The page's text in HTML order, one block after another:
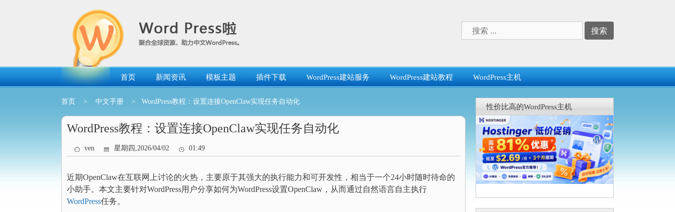
索：
首页 新闻资讯 模板主题 插件下载 WordPress建站服务 WordPress建站教程 WordPress主机
首页 > 中文手册 > WordPress教程：设置连接OpenClaw实现任务自动化
WordPress教程：设置连接OpenClaw实现任务自动化
ven 星期四,2026/04/02 01:49
近期OpenClaw在互联网上讨论的火热，主要原于其强大的执行能力和可开发性，相当于一个24小时随时待命的
小助手。本文主要针对WordPress用户分享如何为WordPress设置OpenClaw，从而通过自然语言自主执行
WordPress任务。
性价比高的WordPress主机